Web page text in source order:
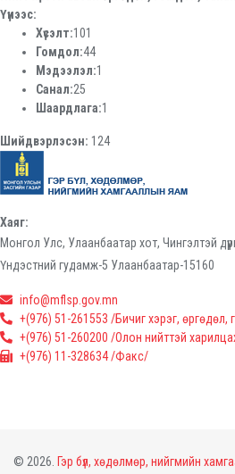
Үүнээс:
Хүсэлт:101
Гомдол:44
Мэдээлэл:1
Санал:25
Шаардлага:1
Шийдвэрлэсэн: 124
Хаяг:
Монгол Улс, Улаанбаатар хот, Чингэлтэй
Үндэстний гудамж-5 Улаанбаатар-15160
info@mflsp.gov.mn
+(976) 51-261553 /Бичиг хэрэг, өргөдөл,
+(976) 51-260200 /Олон нийттэй
+(976) 11-328634 /Факс/
© 2026. Гэр бүл, хөдөлмөр, нийгмийн